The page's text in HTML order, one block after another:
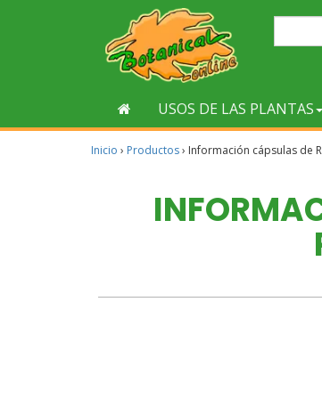
USOS DE LAS PLANTAS
Inicio › Productos› Información cápsulas de